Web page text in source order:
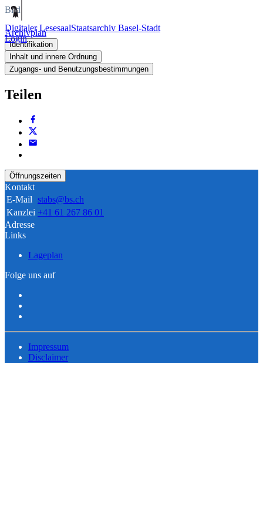
Digitaler LesesaalStaatsarchiv Basel-Stadt
Login
Bild
Archivplan
Identifikation
Inhalt und innere Ordnung
Zugangs- und Benutzungsbestimmungen
Teilen
Öffnungszeiten
Kontakt
E-Mail stabs@bs.ch
Kanzlei +41 61 267 86 01
Adresse
Links
Lageplan
Folge uns auf
Impressum
Disclaimer